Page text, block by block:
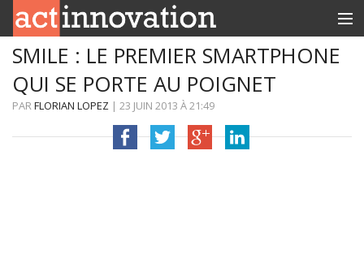
RUBRIQUES
INNOBOX
SMILE : LE PREMIER SMARTPHONE
QUI SE PORTE AU POIGNET
PARFLORIAN LOPEZ | 23 JUIN 2013 À21:49